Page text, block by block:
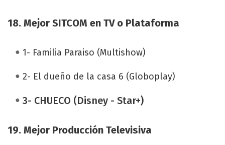
18. Mejor SITCOM en TV o Plataforma
1- Familia Paraiso (Multishow)
2- El dueño de la casa 6 (Globoplay)
3- CHUECO (Disney - Star+)
19. Mejor Producción Televisiva